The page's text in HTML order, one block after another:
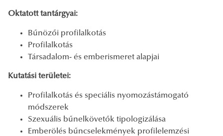
Oktatott tantárgyai:
Bűnözői profilalkotás
Profilalkotás
Társadalom- és emberismeret alapjai
Kutatási területei:
Profilalkotás és speciális nyomozástámogató
módszerek
Szexuális bűnelkövetők tipologizálása
Emberölés bűncselekmények profilelemzési